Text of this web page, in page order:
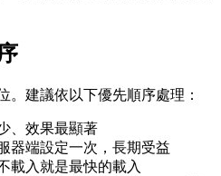
。建議依以下優先順序處理：
、效果最顯著
器端設定一次，長期受益
載入就是最快的載入